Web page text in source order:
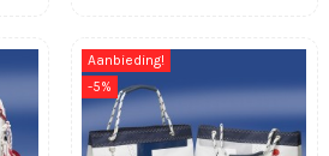
Aanbieding!
-5%